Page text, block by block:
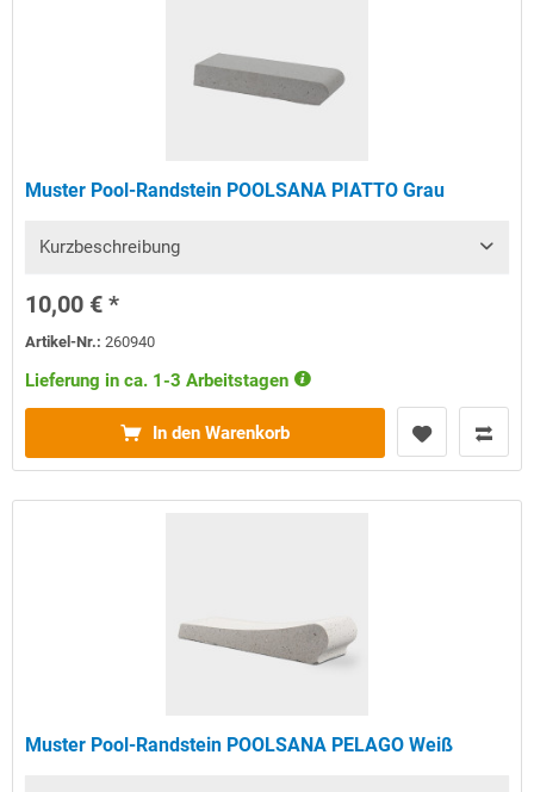
Muster Pool-Randstein POOLSANA PIATTO Grau
Kurzbeschreibung
10,00 € *
Artikel-Nr.:260940
Lieferung in ca. 1-3 Arbeitstagen
In den Warenkorb
Muster Pool-Randstein POOLSANA PELAGO Weiß